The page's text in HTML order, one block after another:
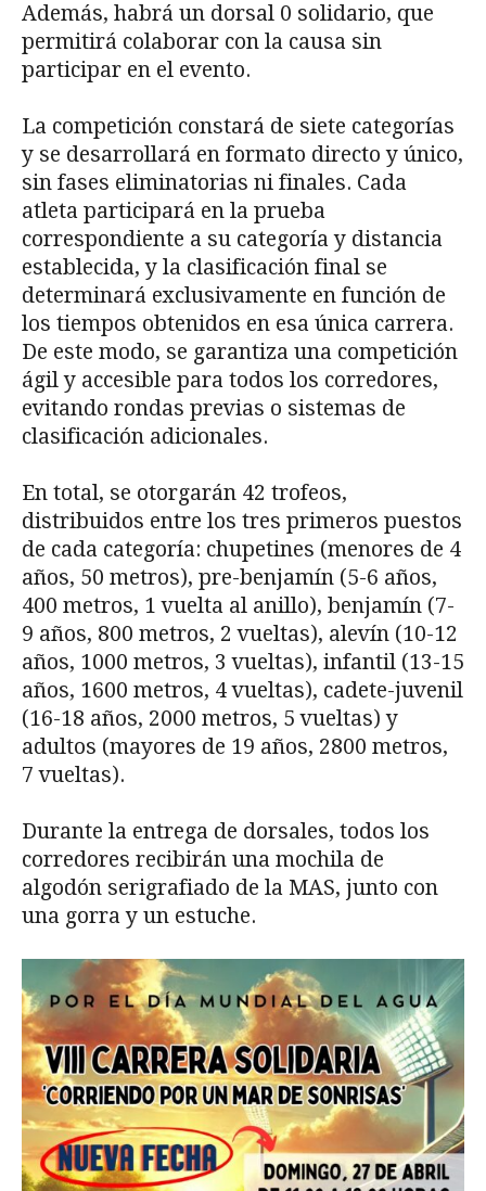
Además, habrá un dorsal 0 solidario, que
permitirá colaborar con la causa sin
participar en el evento.
La competición constará de siete categorías
y se desarrollará en formato directo y único,
sin fases eliminatorias ni finales. Cada
atleta participará en la prueba
correspondiente a su categoría y distancia
establecida, y la clasificación final se
determinará exclusivamente en función de
los tiempos obtenidos en esa única carrera.
De este modo, se garantiza una competición
ágil y accesible para todos los corredores,
evitando rondas previas o sistemas de
clasificación adicionales.
En total, se otorgarán 42 trofeos,
distribuidos entre los tres primeros puestos
de cada categoría: chupetines (menores de 4
años, 50 metros), pre-benjamín (5-6 años,
400 metros, 1 vuelta al anillo), benjamín (7-
9 años, 800 metros, 2 vueltas), alevín (10-12
años, 1000 metros, 3 vueltas), infantil (13-15
años, 1600 metros, 4 vueltas), cadete-juvenil
(16-18 años, 2000 metros, 5 vueltas) y
adultos (mayores de 19 años, 2800 metros,
7 vueltas).
Durante la entrega de dorsales, todos los
corredores recibirán una mochila de
algodón serigrafiado de la MAS, junto con
una gorra y un estuche.